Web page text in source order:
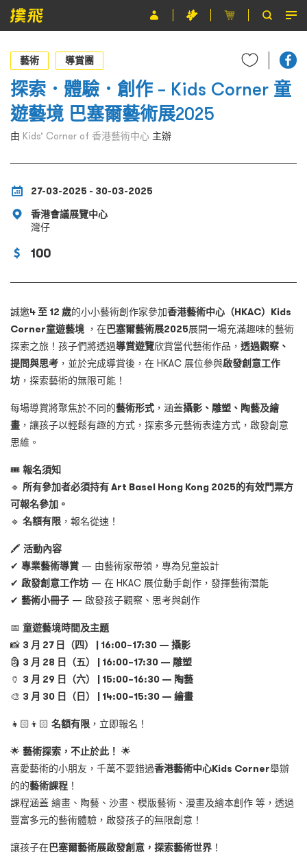
節目
主辦單位
關於撲飛
條款及細則
藝術 導賞團
探索．體驗．創作 – Kids Corner 童
遊藝境 巴塞爾藝術展2025
由 Kids’ Corner of 香港藝術中心 主辦
27-03-2025 - 30-03-2025
香港會議展覽中心
灣仔
100
誠邀4至 12 歲的小小藝術創作家參加香港藝術中心 （HKAC）Kids
Corner童遊藝境 ，在巴塞爾藝術展2025展開一場充滿趣味的藝術
探索之旅！孩子們將透過導賞遊覽欣賞當代藝術作品， 透過觀察、
提問與思考 ，並於完成導賞後，在 HKAC 展位參與啟發創意工作
坊 ，探索藝術的無限可能！
每場導賞將聚焦於不同的藝術形式 ，涵蓋攝影、雕塑、陶藝及繪
畫 ，讓孩子以輕鬆有趣的方式，探索多元藝術表達方式，啟發創意
思維。
🎟 報名須知
🔹 所有參加者必須持有Art Basel Hong Kong 2025的有效門票方
可報名參加。
🔹 名額有限 ，報名從速！
🖍️ 活動內容
✔ 專業藝術導賞 — 由藝術家帶領，專為兒童設計
✔ 啟發創意工作坊 — 在 HKAC 展位動手創作，發揮藝術潛能
✔ 藝術小冊子 — 啟發孩子觀察、思考與創作
📅 童遊藝境時間及主題
📸 3 月 27 日 （四） | 16:00–17:30 — 攝影
🗿 3 月 28 日 （五） | 16:00–17:30 — 雕塑
🏺 3 月 29 日 （六） | 15:00–16:30 — 陶藝
🎨 3 月 30 日 （日） | 14:00–15:30 — 繪畫
👧🏻👦🏻 名額有限 ，立即報名！
🌟 藝術探索，不止於此！ 🌟
喜愛藝術的小朋友，千萬不要錯過香港藝術中心Kids Corner舉辦
的的藝術課程 ！
課程涵蓋 繪畫、陶藝、沙畫、模版藝術、漫畫及繪本創作 等，透過
豐富多元的藝術體驗，啟發孩子的無限創意！
讓孩子在巴塞爾藝術展啟發創意，探索藝術世界 ！